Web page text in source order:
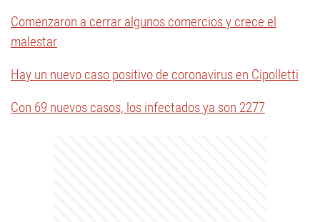
Comenzaron a cerrar algunos comercios y crece el
malestar
Hay un nuevo caso positivo de coronavirus en Cipolletti
Con 69 nuevos casos, los infectados ya son 2277